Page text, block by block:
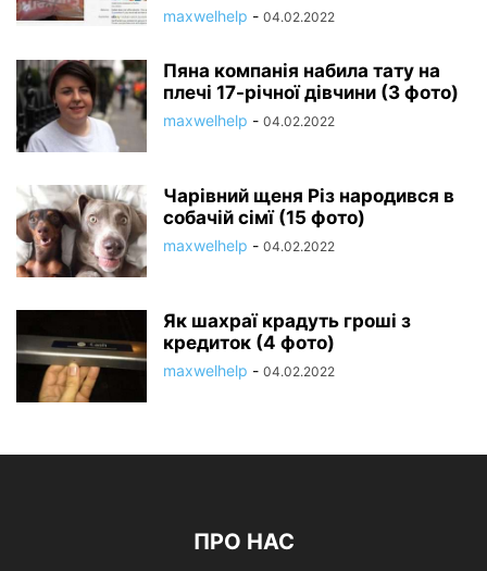
maxwelhelp - 04.02.2022
Пяна компанія набила тату на
плечі 17-річної дівчини (3 фото)
maxwelhelp - 04.02.2022
Чарівний щеня Різ народився в
собачій сімї (15 фото)
maxwelhelp - 04.02.2022
Як шахраї крадуть гроші з
кредиток (4 фото)
maxwelhelp - 04.02.2022
ПРО НАС